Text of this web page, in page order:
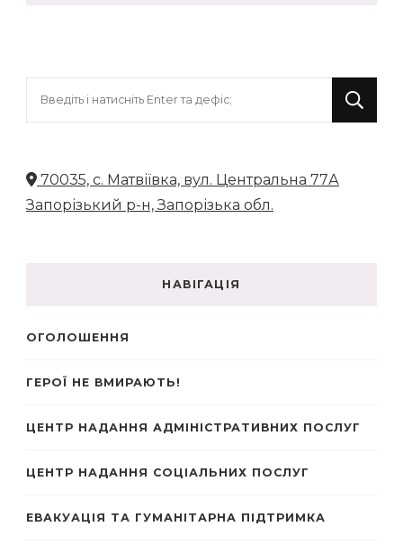
70035, с. Матвіївка, вул. Центральна 77А
Запорізький р-н, Запорізька обл.
НАВІГАЦІЯ
ОГОЛОШЕННЯ
ГЕРОЇ НЕ ВМИРАЮТЬ!
ЦЕНТР НАДАННЯ АДМІНІСТРАТИВНИХ ПОСЛУГ
ЦЕНТР НАДАННЯ СОЦІАЛЬНИХ ПОСЛУГ
ЕВАКУАЦІЯ ТА ГУМАНІТАРНА ПІДТРИМКА